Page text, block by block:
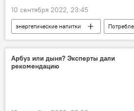
10 сентября 2022, 23:45
энергетические напитки
Зависимость
молодежь
Арбуз или дыня? Эксперты дали
рекомендацию